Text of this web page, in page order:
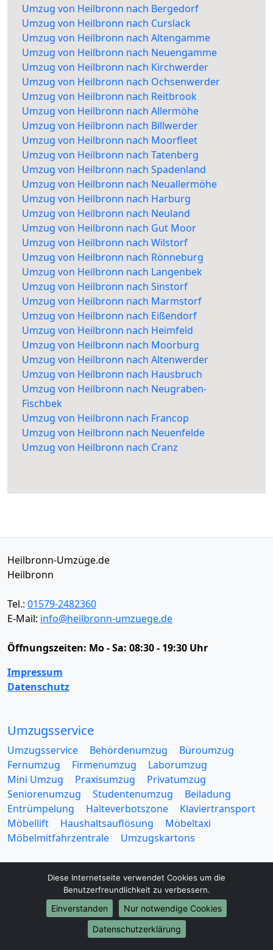
Umzug von Heilbronn nach Bergedorf
Umzug von Heilbronn nach Curslack
Umzug von Heilbronn nach Altengamme
Umzug von Heilbronn nach Neuengamme
Umzug von Heilbronn nach Kirchwerder
Umzug von Heilbronn nach Ochsenwerder
Umzug von Heilbronn nach Reitbrook
Umzug von Heilbronn nach Allermöhe
Umzug von Heilbronn nach Billwerder
Umzug von Heilbronn nach Moorfleet
Umzug von Heilbronn nach Tatenberg
Umzug von Heilbronn nach Spadenland
Umzug von Heilbronn nach Neuallermöhe
Umzug von Heilbronn nach Harburg
Umzug von Heilbronn nach Neuland
Umzug von Heilbronn nach Gut Moor
Umzug von Heilbronn nach Wilstorf
Umzug von Heilbronn nach Rönneburg
Umzug von Heilbronn nach Langenbek
Umzug von Heilbronn nach Sinstorf
Umzug von Heilbronn nach Marmstorf
Umzug von Heilbronn nach Eißendorf
Umzug von Heilbronn nach Heimfeld
Umzug von Heilbronn nach Moorburg
Umzug von Heilbronn nach Altenwerder
Umzug von Heilbronn nach Hausbruch
Umzug von Heilbronn nach Neugraben-
Fischbek
Umzug von Heilbronn nach Francop
Umzug von Heilbronn nach Neuenfelde
Umzug von Heilbronn nach Cranz
Heilbronn-Umzüge.de
Heilbronn
Tel.: 01579-2482360
E-Mail: info@heilbronn-umzuege.de
Öffnungszeiten: Mo - Sa: 08:30 - 19:30 Uhr
Impressum
Datenschutz
Umzugsservice
Umzugsservice Behördenumzug
Büroumzug
Fernumzug
Firmenumzug
Laborumzug
Mini Umzug
Praxisumzug
Privatumzug
Seniorenumzug
Studentenumzug
Beiladung
Entrümpelung
Halteverbotszone
Klaviertransport
Möbellift
Haushaltsauflösung
Möbeltaxi
Möbelmitfahrzentrale
Umzugskartons
Europa-Umzüge
Umzug von Heilbronn nach Belarus
Diese Internetseite verwendet Cookies um die
Benutzerfreundlichkeit zu verbessern.
Einverstanden
Nur notwendige Cookies
Datenschutzerklärung